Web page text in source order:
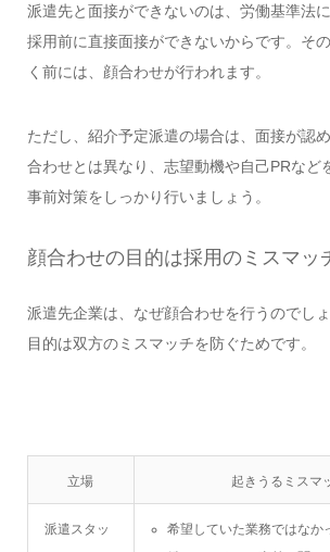
派遣先と面接ができないのは、労働基準法
採用前に直接面接ができないからです。そ
く前には、顔合わせが行われます。
ただし、紹介予定派遣の場合は、面接が認
合わせとは異なり、志望動機や自己PRなど
事前対策をしっかり行いましょう。
顔合わせの目的は採用のミスマッ
派遣先企業は、なぜ顔合わせを行うのでし
目的は双方のミスマッチを防ぐためです。
立場 起きうるミスマ
派遣スタッ
希望していた業務ではなか